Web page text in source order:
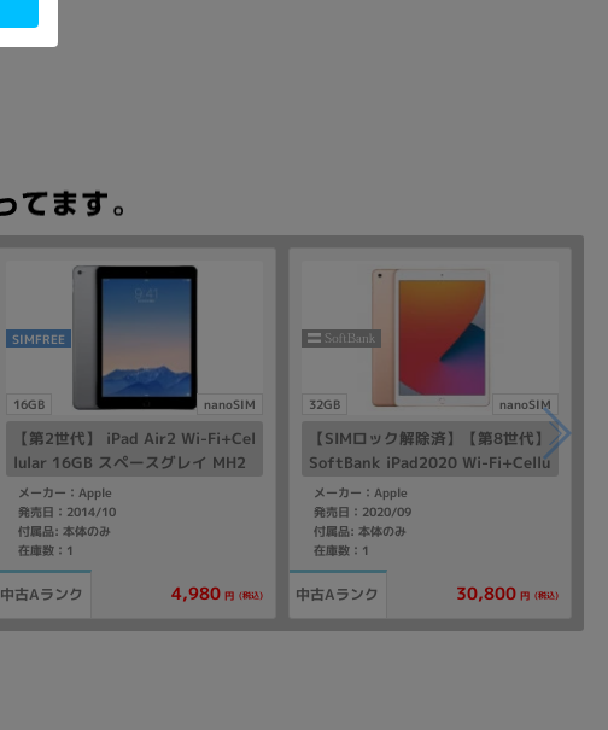
16GB nanoSIM
SIMFREE
【第2世代】 iPad Air2 Wi-Fi+Cel
lular 16GB スペースグレイ MH2
U2LL/A A1567 【海外版SIMフリ
ー】
メーカー：Apple
発売日：2014/10
付属品: 本体のみ
在庫数：1
中古Aランク 4,980 円 (税込)
32GB nanoSIM
【SIMロック解除済】【第8世代】
SoftBank iPad2020 Wi-Fi+Cellu
lar 32GB ゴールド MYMK2J/A A
2429
メーカー：Apple
発売日：2020/09
付属品: 本体のみ
在庫数：1
中古Aランク 30,800 円 (税込)